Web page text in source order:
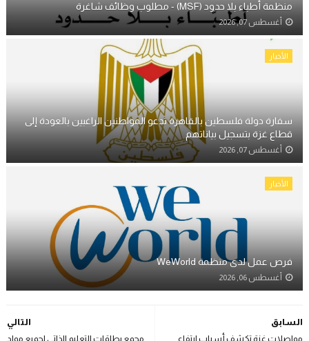
منظمة أطباء بلا حدود (MSF) - مطلوب وظائف شاغرة
أغسطس 07, 2026
الأخبار
سفارة دولة فلسطين بالقاهرة تدعو المواطنين الراغبين بالعودة إلى
قطاع غزة بتسجيل بياناتهم
أغسطس 07, 2026
الأخبار
فرص عمل لدى منظمة WeWorld
أغسطس 06, 2026
التالي
مجمع بطاقات التعليم الذاتي لجميع مواد
السابق
مواصلات غزة تكشف أسباب ارتفاع